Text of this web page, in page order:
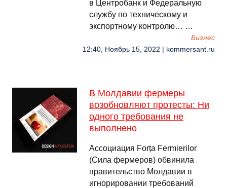
в Центробанк и Федеральную
службу по техническому и
экспортному контролю… …
Бизнес
12:40, Ноябрь 15, 2022 | kommersant.ru
В Молдавии фермеры
возобновляют протесты: Ни
одного требования не
выполнено
Ассоциация Forța Fermierilor
(Сила фермеров) обвинила
правительство Молдавии в
игнорировании требований